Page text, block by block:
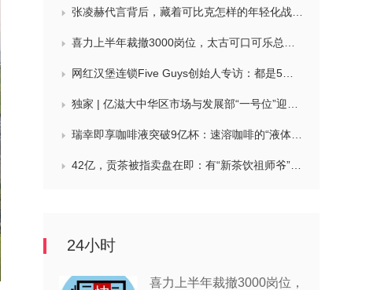
张凌赫代言背后，藏着可比克怎样的年轻化战略？
喜力上半年裁撤3000岗位，太古可口可乐总裁说饮料品类增长态势良好，华润饮料下半年要打三场关键战役，帝亚吉欧新帅努力应对白酒市场影响
网红汉堡连锁Five Guys创始人专访：都是5个儿子和妻子在打理，绝不会与麦当劳正面竞争，要公司上市或卖盘的建议不时出现
独家 | 亿滋大中华区市场与发展部“一号位”迎来新变动，曲向明将卸任
瑞幸即享咖啡液突破9亿杯：速溶咖啡的“液体时代”是如何炼成的？
42亿，贡茶被指卖盘在即：有“新茶饮祖师爷”之称，贝恩资本拟接手
24小时
喜力上半年裁撤3000岗位，